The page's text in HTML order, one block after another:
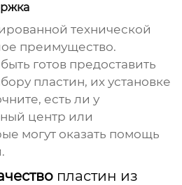
технической
преимущество.
готов предоставить
пластин, их установке
есть ли у
центр или
могут оказать помощь
пластин из